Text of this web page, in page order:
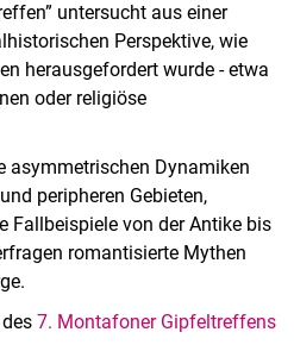
untersucht aus einer
Perspektive, wie
herausgefordert wurde - etwa
oder religiöse
asymmetrischen Dynamiken
peripheren Gebieten,
Fallbeispiele von der Antike bis
romantisierte Mythen
7. Montafoner Gipfeltreffens